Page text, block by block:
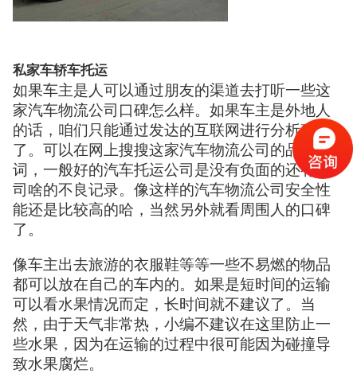
私家车轿车托运
如果车主是人可以通过朋友的渠道去打听一些这
家汽车物流公司口碑怎么样。如果车主是外地人
的话，咱们只能通过发达的互联网进行分析确定
了。可以在网上搜搜这家汽车物流公司的品牌
词，一般好的汽车托运公司是没有负面的还有官
司啥的不良记录。像这样的汽车物流公司安全性
能还是比较高的哈，当然另外就看周围人的口碑
了。
像车主出去旅游的衣服鞋等等一些不易燃的物品
都可以放在自己的车内的。如果是短时间的运输
可以看水果情况而定，长时间就不建议了。当
然，由于天气非常热，小编不建议在这里防止一
些水果，因为在运输的过程中很可能因为碰撞导
致水果腐烂。